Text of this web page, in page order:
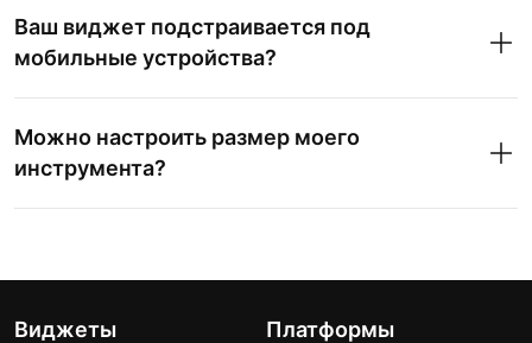
Ваш виджет подстраивается под
мобильные устройства?
Можно настроить размер моего
инструмента?
Виджеты Платформы